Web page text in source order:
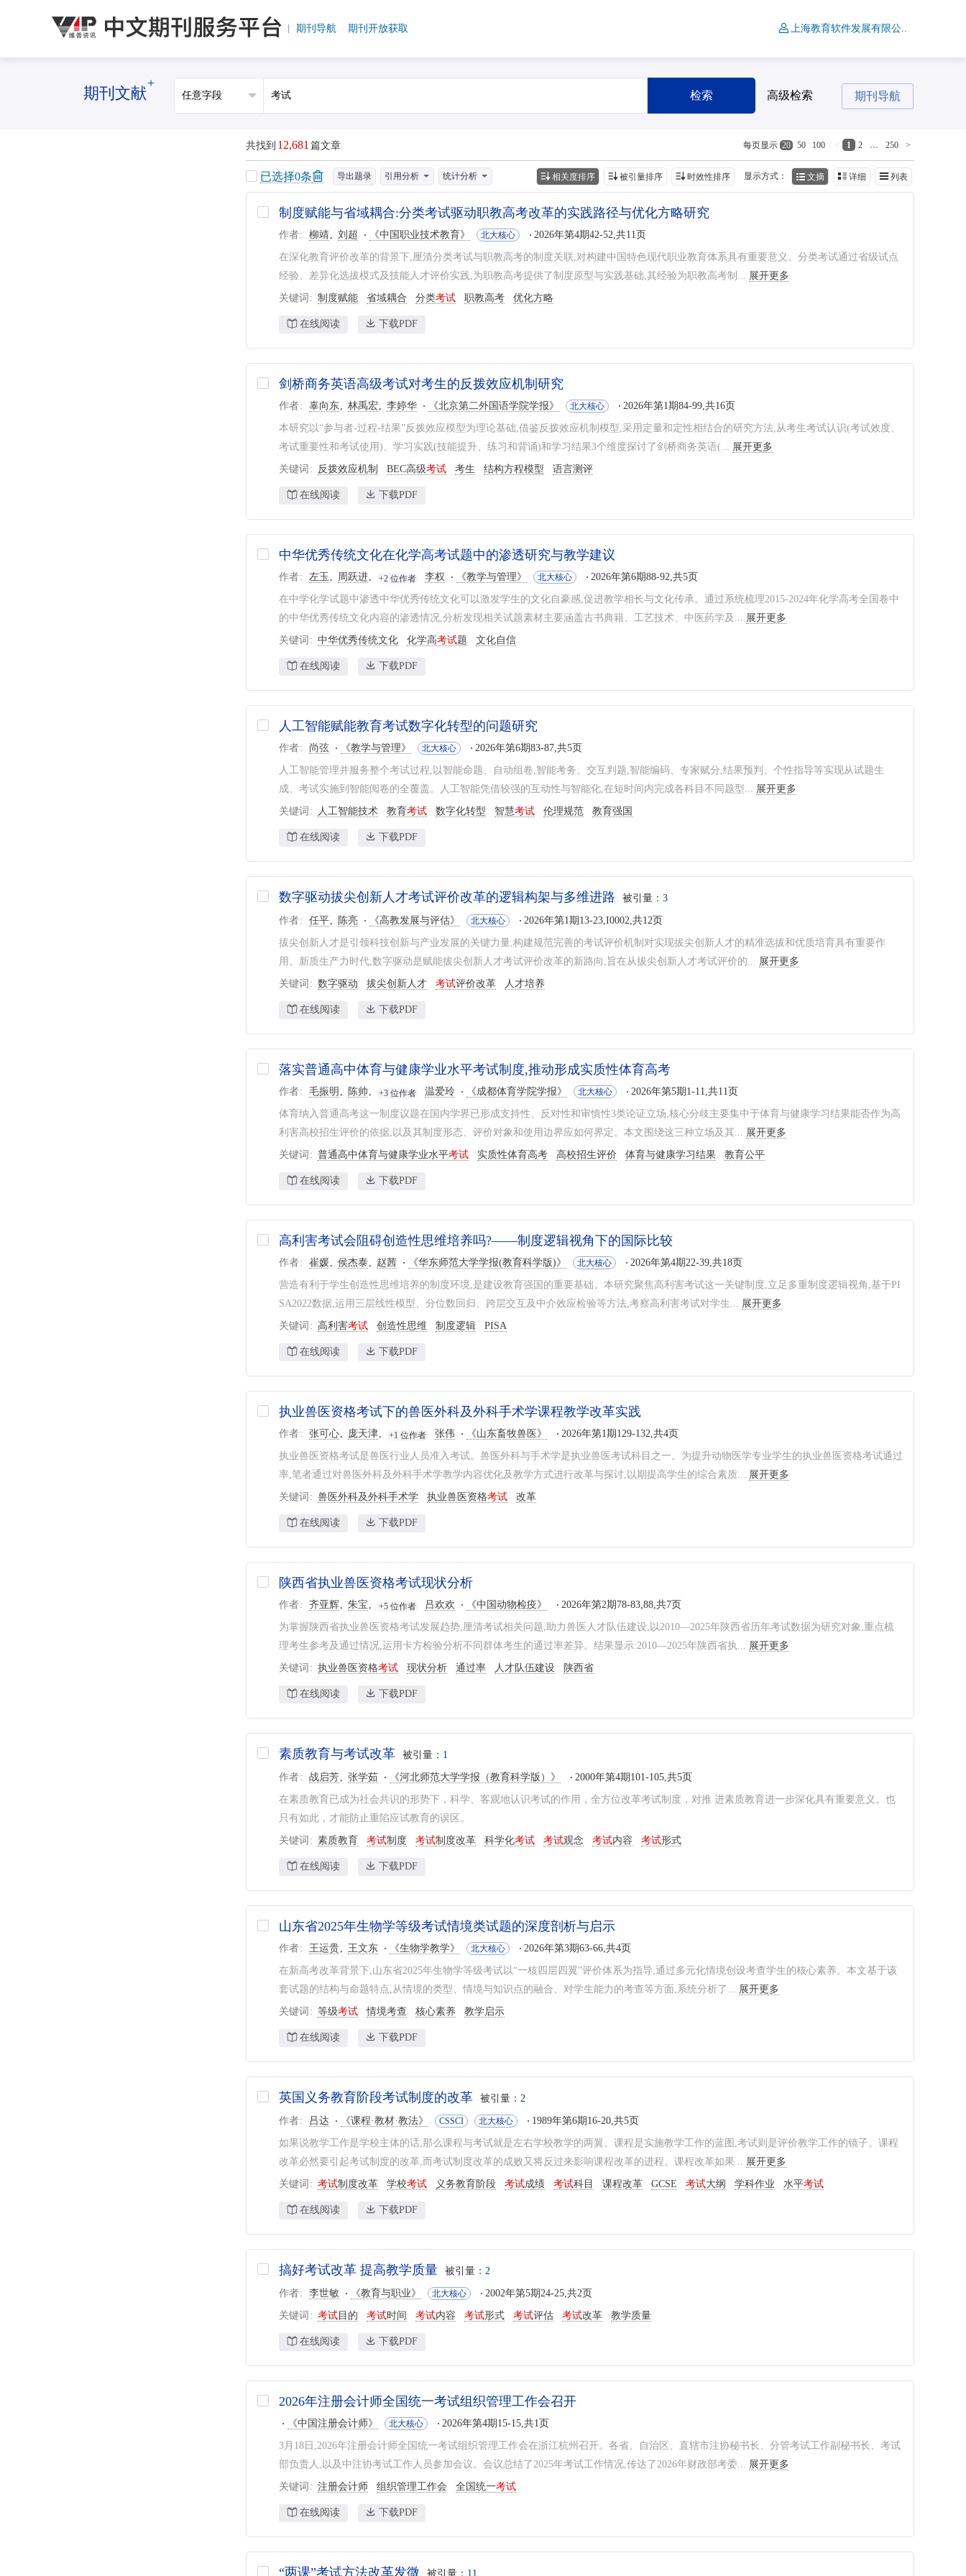
期刊导航 期刊开放获取 上海教育软件发展有限公..
期刊文献
+
检索 高级检索 期刊导航
共找到 12,681 篇文章 < 1 2 … 250 >
每页显示 20 50 100
已选择0条 导出题录 引用分析 统计分析 显示方式： 文摘 详细 列表
相关度排序 被引量排序 时效性排序
制度赋能与省域耦合:分类考试驱动职教高考改革的实践路径与优化方略研究
作者 柳靖 刘超 《中国职业技术教育》 北大核心 2026年第4期42-52,共11页
在深化教育评价改革的背景下,厘清分类考试与职教高考的制度关联,对构建中国特色现代职业教育体系具有重要意义。分类考试通过省级试点
经验、差异化选拔模式及技能人才评价实践,为职教高考提供了制度原型与实践基础,其经验为职教高考制... 展开更多
关键词 制度赋能 省域耦合 分类考试 职教高考 优化方略
在线阅读 下载PDF
剑桥商务英语高级考试对考生的反拨效应机制研究
作者 辜向东 林禹宏 李婷华 《北京第二外国语学院学报》 北大核心 2026年第1期84-99,共16页
本研究以“参与者-过程-结果”反拨效应模型为理论基础,借鉴反拨效应机制模型,采用定量和定性相结合的研究方法,从考生考试认识(考试效度、
考试重要性和考试使用)、学习实践(技能提升、练习和背诵)和学习结果3个维度探讨了剑桥商务英语(... 展开更多
关键词 反拨效应机制 BEC高级考试 考生 结构方程模型 语言测评
在线阅读 下载PDF
中华优秀传统文化在化学高考试题中的渗透研究与教学建议
作者 左玉 周跃进 +2 位作者 李权 《教学与管理》 北大核心 2026年第6期88-92,共5页
在中学化学试题中渗透中华优秀传统文化可以激发学生的文化自豪感,促进教学相长与文化传承。通过系统梳理2015-2024年化学高考全国卷中
的中华优秀传统文化内容的渗透情况,分析发现相关试题素材主要涵盖古书典籍、工艺技术、中医药学及... 展开更多
关键词 中华优秀传统文化 化学高考试题 文化自信
在线阅读 下载PDF
人工智能赋能教育考试数字化转型的问题研究
作者 尚弦 《教学与管理》 北大核心 2026年第6期83-87,共5页
人工智能管理并服务整个考试过程,以智能命题、自动组卷,智能考务、交互判题,智能编码、专家赋分,结果预判、个性指导等实现从试题生
成、考试实施到智能阅卷的全覆盖。人工智能凭借较强的互动性与智能化,在短时间内完成各科目不同题型... 展开更多
关键词 人工智能技术 教育考试 数字化转型 智慧考试 伦理规范 教育强国
在线阅读 下载PDF
数字驱动拔尖创新人才考试评价改革的逻辑构架与多维进路 被引量： 3
作者 任平 陈亮 《高教发展与评估》 北大核心 2026年第1期13-23,I0002,共12页
拔尖创新人才是引领科技创新与产业发展的关键力量,构建规范完善的考试评价机制对实现拔尖创新人才的精准选拔和优质培育具有重要作
用。新质生产力时代,数字驱动是赋能拔尖创新人才考试评价改革的新路向,旨在从拔尖创新人才考试评价的... 展开更多
关键词 数字驱动 拔尖创新人才 考试评价改革 人才培养
在线阅读 下载PDF
落实普通高中体育与健康学业水平考试制度,推动形成实质性体育高考
作者 毛振明 陈帅 +3 位作者 温爱玲 《成都体育学院学报》 北大核心 2026年第5期1-11,共11页
体育纳入普通高考这一制度议题在国内学界已形成支持性、反对性和审慎性3类论证立场,核心分歧主要集中于体育与健康学习结果能否作为高
利害高校招生评价的依据,以及其制度形态、评价对象和使用边界应如何界定。本文围绕这三种立场及其... 展开更多
关键词 普通高中体育与健康学业水平考试 实质性体育高考 高校招生评价 体育与健康学习结果 教育公平
在线阅读 下载PDF
高利害考试会阻碍创造性思维培养吗?——制度逻辑视角下的国际比较
作者 崔媛 侯杰泰 赵茜 《华东师范大学学报(教育科学版)》 北大核心 2026年第4期22-39,共18页
营造有利于学生创造性思维培养的制度环境,是建设教育强国的重要基础。本研究聚焦高利害考试这一关键制度,立足多重制度逻辑视角,基于PI
SA2022数据,运用三层线性模型、分位数回归、跨层交互及中介效应检验等方法,考察高利害考试对学生... 展开更多
关键词 高利害考试 创造性思维 制度逻辑 PISA
在线阅读 下载PDF
执业兽医资格考试下的兽医外科及外科手术学课程教学改革实践
作者 张可心 庞天津 +1 位作者 张伟 《山东畜牧兽医》 2026年第1期129-132,共4页
执业兽医资格考试是兽医行业人员准入考试。兽医外科与手术学是执业兽医考试科目之一。为提升动物医学专业学生的执业兽医资格考试通过
率,笔者通过对兽医外科及外科手术学教学内容优化及教学方式进行改革与探讨,以期提高学生的综合素质... 展开更多
关键词 兽医外科及外科手术学 执业兽医资格考试 改革
在线阅读 下载PDF
陕西省执业兽医资格考试现状分析
作者 齐亚辉 朱宝 +5 位作者 吕欢欢 《中国动物检疫》 2026年第2期78-83,88,共7页
为掌握陕西省执业兽医资格考试发展趋势,厘清考试相关问题,助力兽医人才队伍建设,以2010—2025年陕西省历年考试数据为研究对象,重点梳
理考生参考及通过情况,运用卡方检验分析不同群体考生的通过率差异。结果显示:2010—2025年陕西省执... 展开更多
关键词 执业兽医资格考试 现状分析 通过率 人才队伍建设 陕西省
在线阅读 下载PDF
素质教育与考试改革 被引量： 1
作者 战启芳 张学茹 《河北师范大学学报（教育科学版）》 2000年第4期101-105,共5页
在素质教育已成为社会共识的形势下，科学、客观地认识考试的作用，全方位改革考试制度，对推 进素质教育进一步深化具有重要意义。也
只有如此，才能防止重陷应试教育的误区。
关键词 素质教育 考试制度 考试制度改革 科学化考试 考试观念 考试内容 考试形式
在线阅读 下载PDF
山东省2025年生物学等级考试情境类试题的深度剖析与启示
作者 王运贵 王文东 《生物学教学》 北大核心 2026年第3期63-66,共4页
在新高考改革背景下,山东省2025年生物学等级考试以“一核四层四翼”评价体系为指导,通过多元化情境创设考查学生的核心素养。本文基于该
套试题的结构与命题特点,从情境的类型、情境与知识点的融合、对学生能力的考查等方面,系统分析了... 展开更多
关键词 等级考试 情境考查 核心素养 教学启示
在线阅读 下载PDF
英国义务教育阶段考试制度的改革 被引量： 2
作者 吕达 《课程·教材·教法》 CSSCI 北大核心 1989年第6期16-20,共5页
如果说教学工作是学校主体的话,那么课程与考试就是左右学校教学的两翼。课程是实施教学工作的蓝图,考试则是评价教学工作的镜子。课程
改革必然要引起考试制度的改革,而考试制度改革的成败又将反过来影响课程改革的进程。课程改革如果... 展开更多
关键词 考试制度改革 学校考试 义务教育阶段 考试成绩 考试科目 课程改革 GCSE 考试大纲 学科作业 水平考试
在线阅读 下载PDF
搞好考试改革 提高教学质量 被引量： 2
作者 李世敏 《教育与职业》 北大核心 2002年第5期24-25,共2页
关键词 考试 目的 考试时间 考试内容 考试形式 考试评估 考试改革 教学质量
在线阅读 下载PDF
2026年注册会计师全国统一考试组织管理工作会召开
《中国注册会计师》 北大核心 2026年第4期15-15,共1页
3月18日,2026年注册会计师全国统一考试组织管理工作会在浙江杭州召开。各省、自治区、直辖市注协秘书长、分管考试工作副秘书长、考试
部负责人,以及中注协考试工作人员参加会议。会议总结了2025年考试工作情况,传达了2026年财政部考委... 展开更多
关键词 注册会计师 组织管理工作会 全国统一考试
在线阅读 下载PDF
“两课”考试方法改革发微 被引量： 11